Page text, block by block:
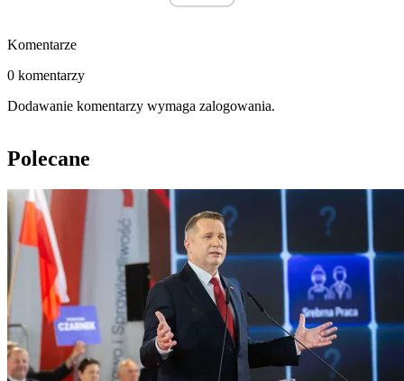
Komentarze
0 komentarzy
Dodawanie komentarzy wymaga zalogowania.
Polecane